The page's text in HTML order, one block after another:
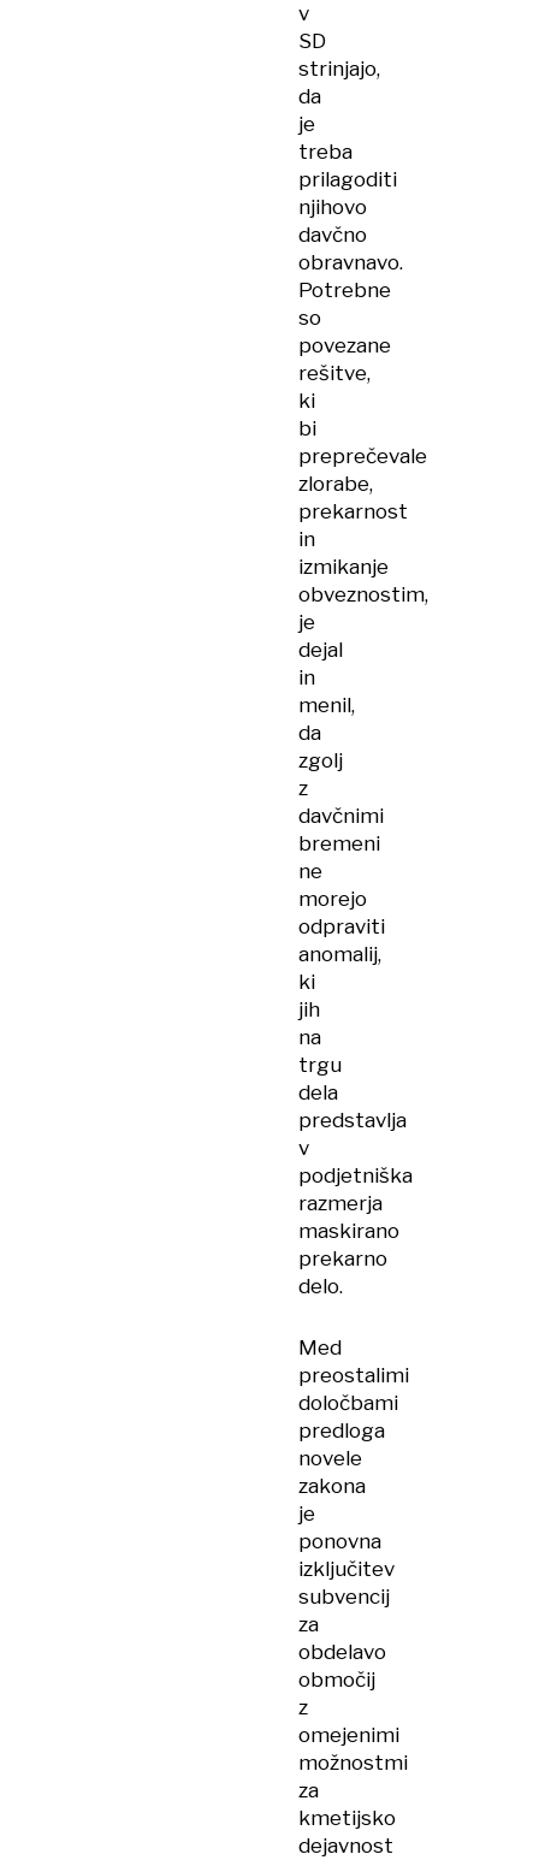
v
SD
strinjajo,
da
je
treba
prilagoditi
njihovo
davčno
obravnavo.
Potrebne
so
povezane
rešitve,
ki
bi
preprečevale
zlorabe,
prekarnost
in
izmikanje
obveznostim,
je
dejal
in
menil,
da
zgolj
z
davčnimi
bremeni
ne
morejo
odpraviti
anomalij,
ki
jih
na
trgu
dela
predstavlja
v
podjetniška
razmerja
maskirano
prekarno
delo.
Med
preostalimi
določbami
predloga
novele
zakona
je
ponovna
izključitev
subvencij
za
obdelavo
območij
z
omejenimi
možnostmi
za
kmetijsko
dejavnost